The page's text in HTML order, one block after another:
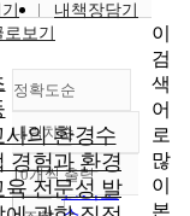
내책장담기
보기
정확도순
정확도
순
인기도
내림차순
내림차순
10개씩 출력
사의 환경수
경험과 환경
육 전문성 발
이
검
색
어
로
많
이
본